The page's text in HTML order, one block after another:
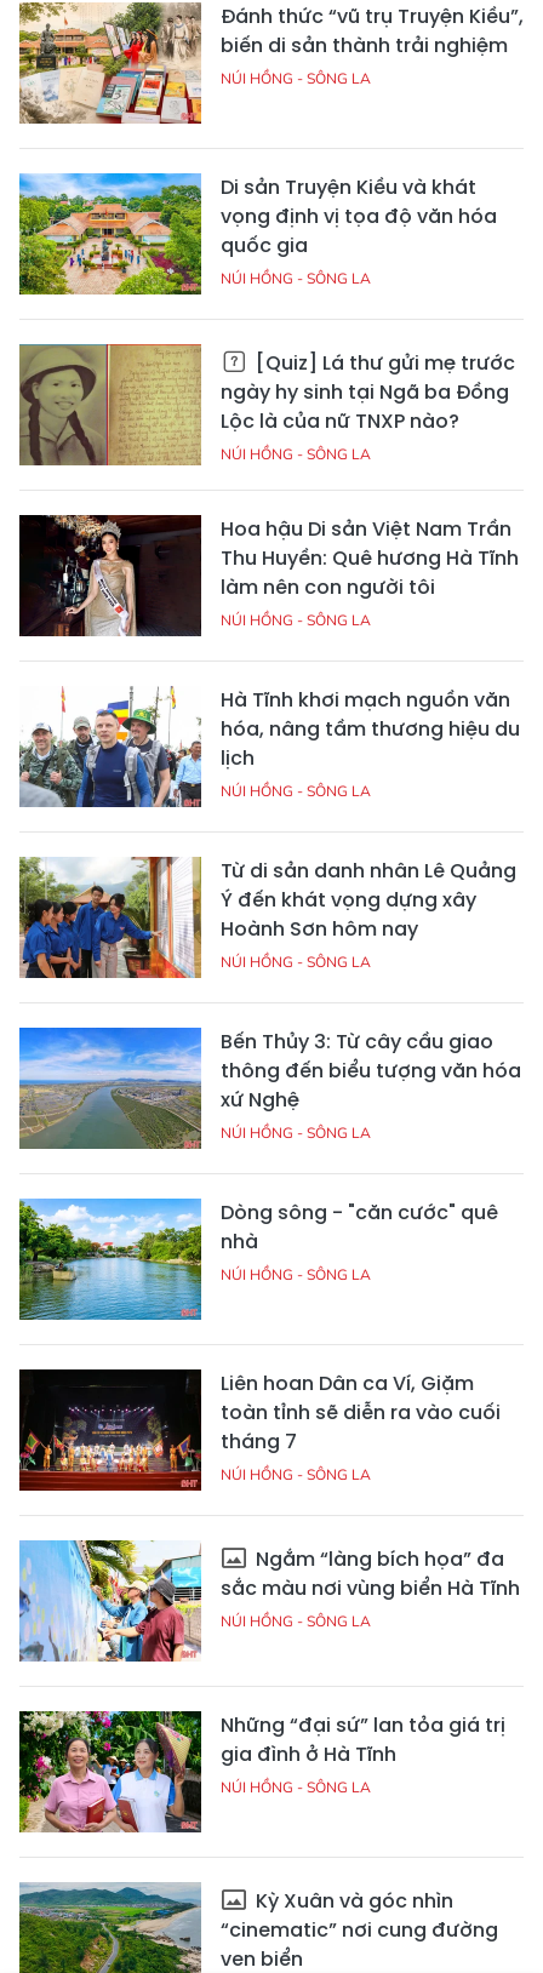
Đánh thức “vũ trụ Truyện Kiều”,
biến di sản thành trải nghiệm
NÚI HỒNG - SÔNG LA
Di sản Truyện Kiều và khát
vọng định vị tọa độ văn hóa
quốc gia
NÚI HỒNG - SÔNG LA
[Quiz] Lá thư gửi mẹ trước
ngày hy sinh tại Ngã ba Đồng
Lộc là của nữ TNXP nào?
NÚI HỒNG - SÔNG LA
Hoa hậu Di sản Việt Nam Trần
Thu Huyền: Quê hương Hà Tĩnh
làm nên con người tôi
NÚI HỒNG - SÔNG LA
Hà Tĩnh khơi mạch nguồn văn
hóa, nâng tầm thương hiệu du
lịch
NÚI HỒNG - SÔNG LA
Từ di sản danh nhân Lê Quảng
Ý đến khát vọng dựng xây
Hoành Sơn hôm nay
NÚI HỒNG - SÔNG LA
Bến Thủy 3: Từ cây cầu giao
thông đến biểu tượng văn hóa
xứ Nghệ
NÚI HỒNG - SÔNG LA
Dòng sông - "căn cước" quê
nhà
NÚI HỒNG - SÔNG LA
Liên hoan Dân ca Ví, Giặm
toàn tỉnh sẽ diễn ra vào cuối
tháng 7
NÚI HỒNG - SÔNG LA
Ngắm “làng bích họa” đa
sắc màu nơi vùng biển Hà Tĩnh
NÚI HỒNG - SÔNG LA
Những “đại sứ” lan tỏa giá trị
gia đình ở Hà Tĩnh
NÚI HỒNG - SÔNG LA
Kỳ Xuân và góc nhìn
“cinematic” nơi cung đường
ven biển